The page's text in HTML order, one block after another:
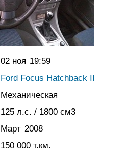
02 ноя 19:59
Ford Focus Hatchback II
Механическая
125 л.с. / 1800 см3
Март 2008
150 000 т.км.